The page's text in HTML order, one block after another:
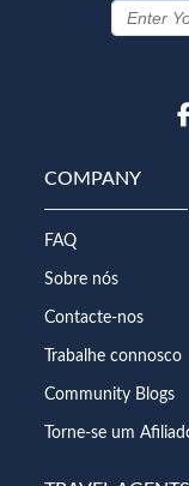
COMPANY
FAQ
Sobre nós
Contacte-nos
Trabalhe connosco
Community Blogs
Torne-se um